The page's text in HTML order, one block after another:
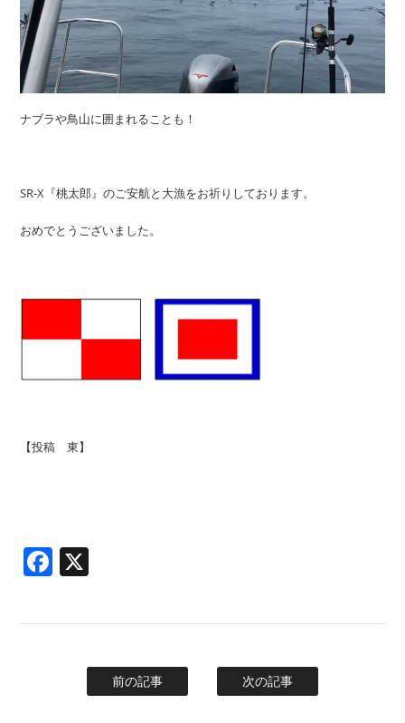
ナブラや鳥山に囲まれることも！
SR-X『桃太郎』のご安航と大漁をお祈りしております。
おめでとうございました。
【投稿 東】
Facebook
前の記事 次の記事